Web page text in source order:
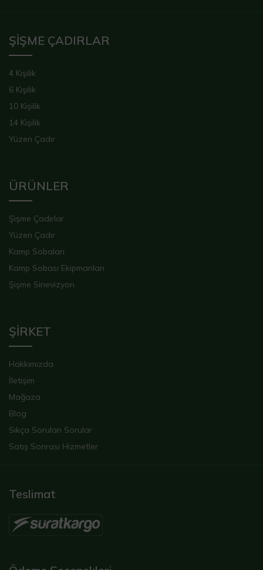
ŞİŞME ÇADIRLAR
4 Kişilik
6 Kişilik
10 Kişilik
14 Kişilik
Yüzen Çadır
ÜRÜNLER
Şişme Çadırlar
Yüzen Çadır
Kamp Sobaları
Kamp Sobası Ekipmanları
Şişme Sinevizyon
ŞİRKET
Hakkımızda
İletişim
Mağaza
Blog
Sıkça Sorulan Sorular
Satış Sonrası Hizmetler
Teslimat